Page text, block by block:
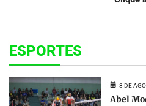
ESPORTES
8 DE
Abel